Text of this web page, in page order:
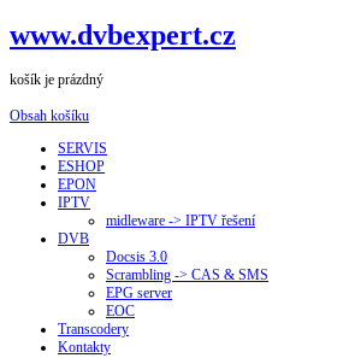
www.dvbexpert.cz
košík je prázdný
Obsah košíku
SERVIS
ESHOP
EPON
IPTV
midleware -> IPTV řešení
DVB
Docsis 3.0
Scrambling -> CAS & SMS
EPG server
EOC
Transcodery
Kontakty